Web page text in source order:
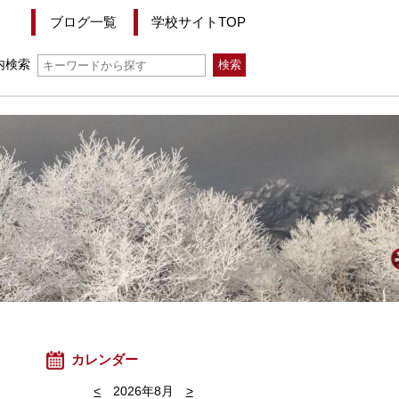
ブログ一覧 学校サイトTOP
検索
カレンダー
< 2026年8月 >